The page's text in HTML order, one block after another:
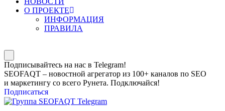
О ПРОЕКТЕ
ИНФОРМАЦИЯ
ПРАВИЛА
Подписывайтесь на нас в Telegram!
SEOFAQT – новостной агрегатор из 100+ каналов по SEO
и маркетингу со всего Рунета. Подключайся!
Подписаться